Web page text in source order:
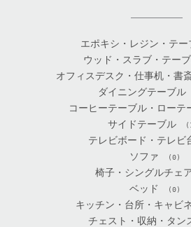
エポキシ・レジン・テー
ウッド・スラブ・テー
オフィスデスク・仕事机・書
ダイニングテーブル
コーヒーテーブル・ローテ
サイドテーブル
テレビボード・テレビ
ソファ (0)
椅子・シングルチェ
ベッド (0)
キッチン・台所・キャビ
チェスト・収納・タン